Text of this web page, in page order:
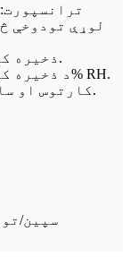
لوړې تودوخې
ذخیره کول: په یخ او وچ ځای کې مهر کړئ.
د ذخیره کولو تودوخه: ۵~۲۵℃. رطوبت: ≤۵۰% RH.
کارتوس او ساسیج ۹ میاشتې، پایل ۶ میاشتې.
● سپین/